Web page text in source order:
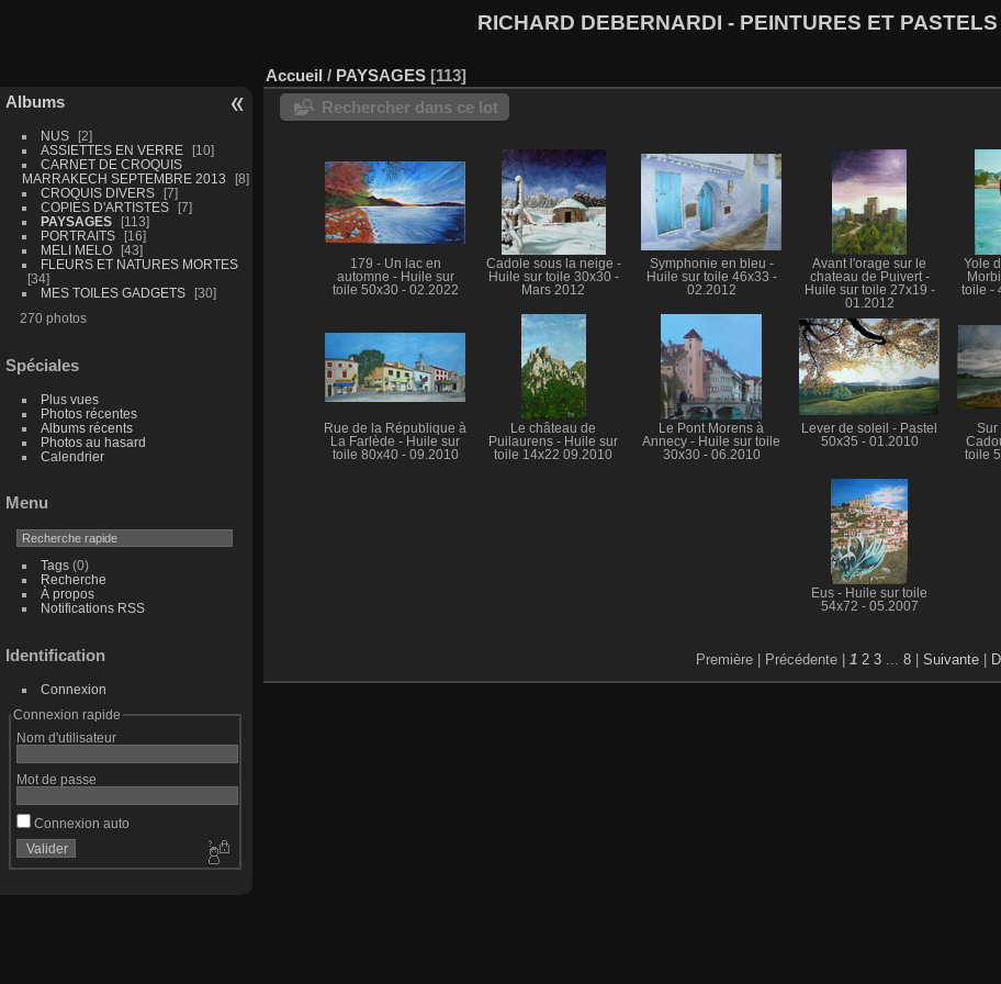
RICHARD DEBERNARDI - PEINTURES ET PASTELS
Albums
NUS
2
ASSIETTES EN VERRE
10
CARNET DE CROQUIS
MARRAKECH SEPTEMBRE 2013
8
CROQUIS DIVERS
7
COPIES D'ARTISTES
7
PAYSAGES
113
PORTRAITS
16
MELI MELO
43
FLEURS ET NATURES MORTES
34
MES TOILES GADGETS
30
270 photos
Spéciales
Plus vues
Photos récentes
Albums récents
Photos au hasard
Calendrier
Menu
Tags(0)
Recherche
À propos
Notifications RSS
Identification
Connexion
Connexion rapide
Nom d'utilisateur
Mot de passe
Connexion auto
Accueil / PAYSAGES 113
Rechercher dans ce lot
179 - Un lac en
automne - Huile sur
toile 50x30 - 02.2022
Cadole sous la neige -
Huile sur toile 30x30 -
Mars 2012
Symphonie en bleu -
Huile sur toile 46x33 -
02.2012
Avant l'orage sur le
chateau de Puivert -
Huile sur toile 27x19 -
01.2012
Yole
toile -
Rue de la République à
La Farlède - Huile sur
toile 80x40 - 09.2010
Le château de
Puilaurens - Huile sur
toile 14x22 09.2010
Le Pont Morens à
Annecy - Huile sur toile
30x30 - 06.2010
Lever de soleil - Pastel
50x35 - 01.2010
Sur
toile
Eus - Huile sur toile
54x72 - 05.2007
Première | Précédente | 1 2 3... 8 Suivante